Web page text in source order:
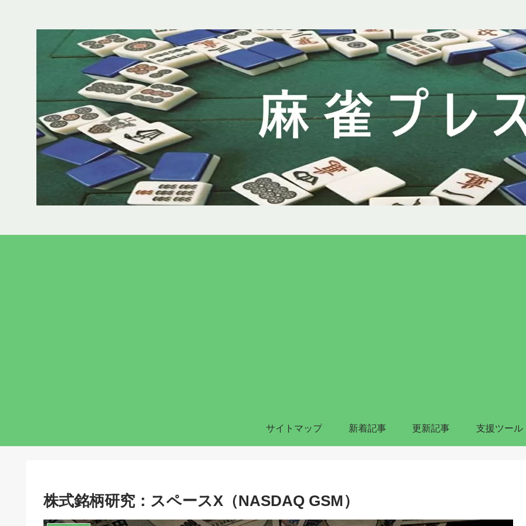
サイトマップ 新着記事 更新記事 支援ツール
株式銘柄研究：スペースX（NASDAQ GSM）